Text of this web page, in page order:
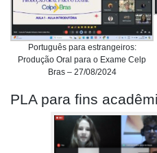
Português para estrangeiros:
Produção Oral para o Exame Celp
Bras – 27/08/2024
PLA para fins